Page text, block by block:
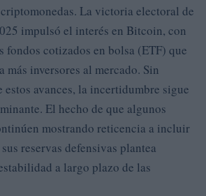
La victoria electoral de
impulsó el interés en Bitcoin, con
fondos cotizados en bolsa (ETF) que
inversores al mercado. Sin
estos avances, la incertidumbre sigue
El hecho de que algunos
mostrando reticencia a incluir
reservas defensivas plantea
a largo plazo de las